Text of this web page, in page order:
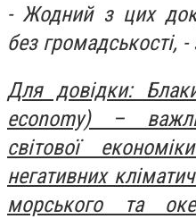
- Жодний з цих
без громадськості,
Для довідки:
economy) –
світової
негативних
морського та